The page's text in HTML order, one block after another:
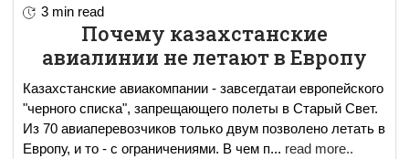
3 min read
Почему казахстанские
авиалинии не летают в Европу
Казахстанские авиакомпании - завсегдатаи европейского
"черного списка", запрещающего полеты в Старый Свет.
Из 70 авиаперевозчиков только двум позволено летать в
Европу, и то - с ограничениями. В чем п... read more..